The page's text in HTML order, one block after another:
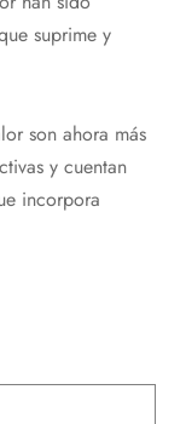
suprime y
son ahora más
y cuentan
incorpora